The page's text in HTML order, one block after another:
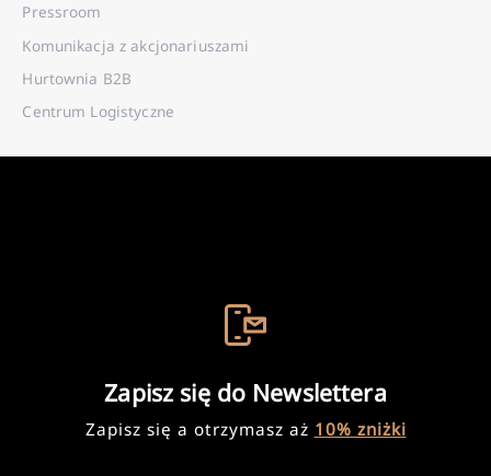
Pressroom
Komunikacja z akcjonariuszami
Hurtownia B2B
Centrum Logistyczne
Zapisz się do Newslettera
Zapisz się a otrzymasz aż 10% zniżki